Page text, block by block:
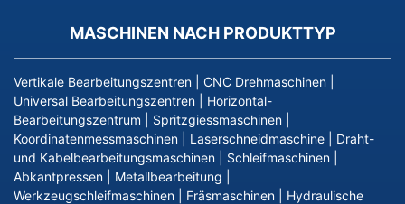
MASCHINEN NACH PRODUKTTYP
Vertikale Bearbeitungszentren CNC Drehmaschinen
Universal Bearbeitungszentren
Horizontal-
Bearbeitungszentrum
Spritzgiessmaschinen
Koordinatenmessmaschinen
Laserschneidmaschine
Draht-
und Kabelbearbeitungsmaschinen
Schleifmaschinen
Abkantpressen
Metallbearbeitung
Werkzeugschleifmaschinen
Fräsmaschinen
Hydraulische